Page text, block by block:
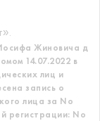
Жиновича д
14.07.2022 в
лиц и
запись о
лица за No
регистрации: No